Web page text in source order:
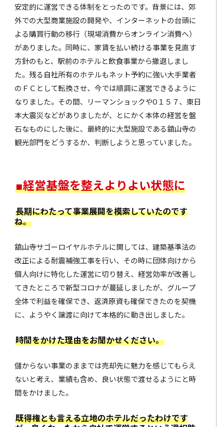
安定的に運営できる体制をとったのです。背景には、郊
外での大型商業施設の開発や、インターネットの台頭に
よる購買行動の移行（現場消費からオンライン消費へ）
がありました。同時に、家賃を払い続ける事業を見直す
方針のもと、駅前のホテルと飲食事業から撤退しまし
た。残る自社所有のホテルもネット予約に強い大手業者
のＦＣとして転換させ、今では順調に運営できるように
なりました。その間、リーマンショックやO１５７、東日
本大震災などがありましたが、とにかく本体の経営を盤
石なものにした後に、最終的に大型施設である舘山寺の
観光部門をどうするか、判断しようと思っていました。
■経営基盤を整えよりよい状態に
長期にわたって事業展開を模索していたのです
ね。
舘山寺サゴーロイヤルホテルに関しては、建築基準法の
改正による耐震補強工事を行い、その時に団体向けから
個人向けに特化した運営に切り替え、経営効率が改善し
てきたところで新型コロナが蔓延しましたが、グループ
全体で利益を確保でき、返済原資も確保できたのを契機
に、ようやく譲渡に向けて本格的に動き出しました。
時間をかけた理由をお聞かせください。
儲からない事業のままでは売却先に魅力を感じてもらえ
ないと考え、業績も含め、良い状態で渡せるようにと時
間をかけました。
既得権とも言える立地のホテルだったわけです